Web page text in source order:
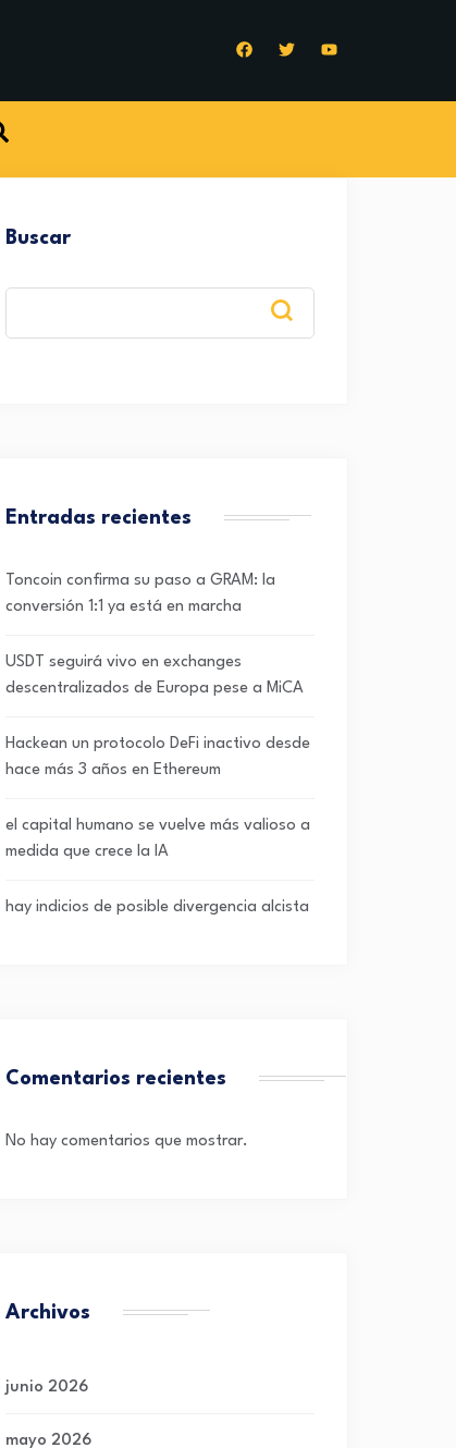
Buscar
Entradas recientes
Toncoin confirma su paso a GRAM: la
conversión 1:1 ya está en marcha
USDT seguirá vivo en exchanges
descentralizados de Europa pese a MiCA
Hackean un protocolo DeFi inactivo desde
hace más 3 años en Ethereum
el capital humano se vuelve más valioso a
medida que crece la IA
hay indicios de posible divergencia alcista
Comentarios recientes
No hay comentarios que mostrar.
Archivos
junio 2026
mayo 2026